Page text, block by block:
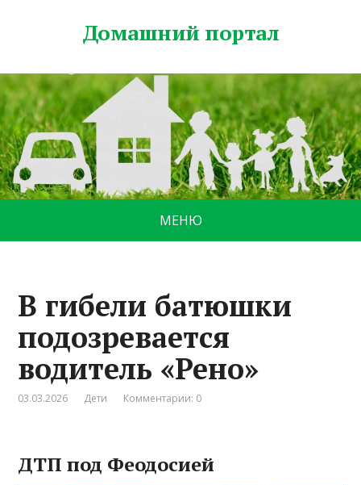
Домашний портал
МЕНЮ
В гибели батюшки
подозревается
водитель «Рено»
03.03.2026 Дети Комментарии: 0
ДТП под Феодосией